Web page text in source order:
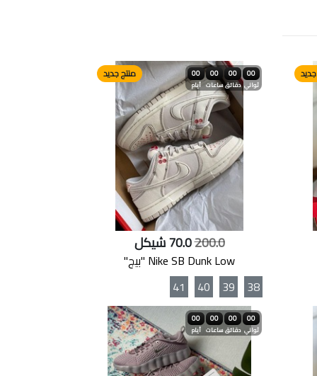
00
أيام
00
ساعات
00
دقائق
00
ثواني
منتج جديد
200.070.0 شيكل
Nike SB Dunk Low "بيج"
38
39
40
41
00
أيام
00
ساعات
00
دقائق
00
ثواني